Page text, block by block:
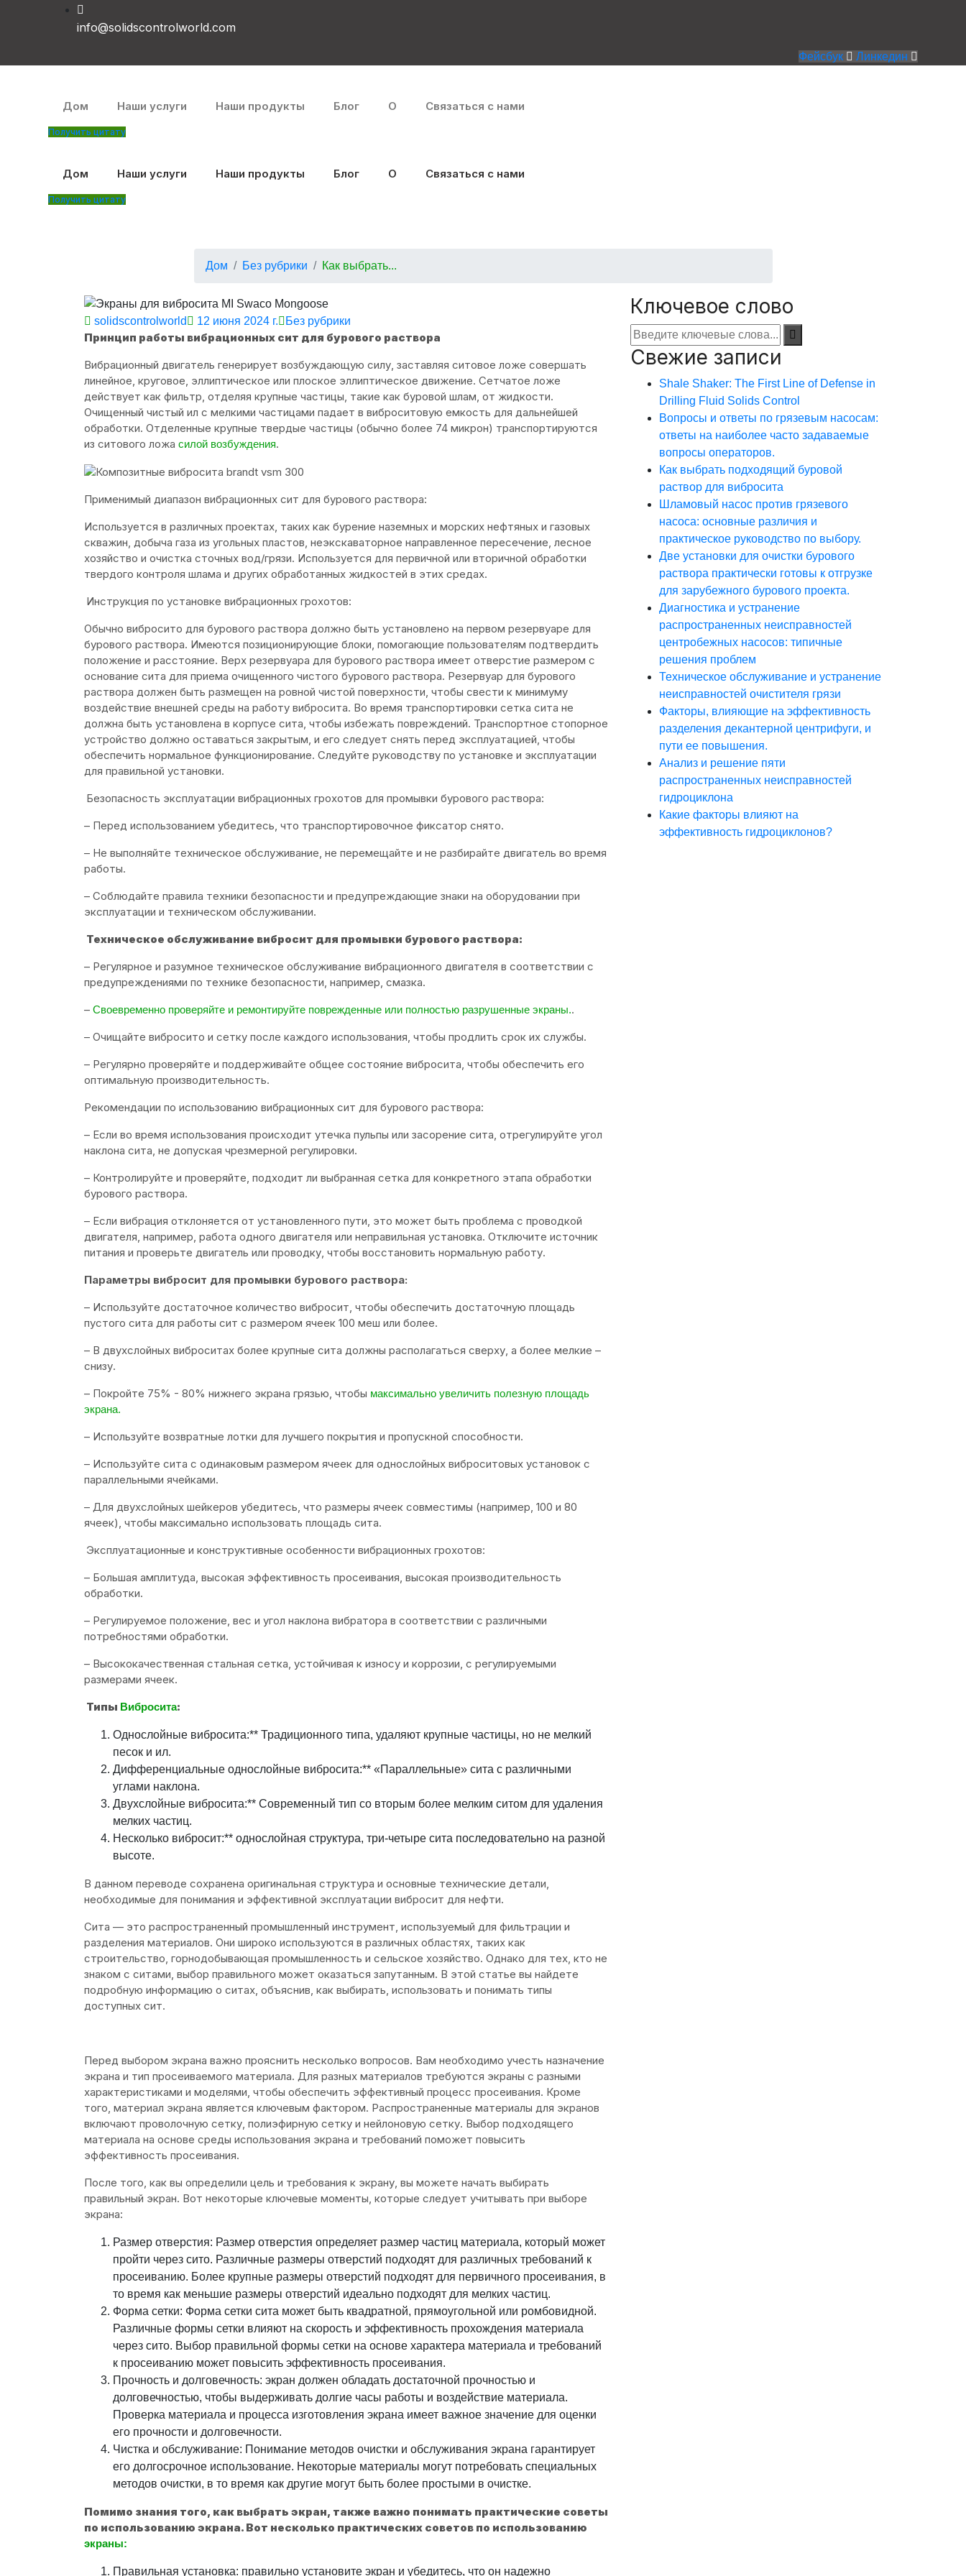
info@solidscontrolworld.com
Фейсбук Линкедин
Дом Наши услуги Наши продукты Блог О Связаться с нами
Получить цитату
Дом Наши услуги Наши продукты Блог О Связаться с нами
Получить цитату
Дом Без рубрики Как выбрать...
solidscontrolworld 12 июня 2024 г. Без рубрики
Принцип работы вибрационных сит для бурового раствора
Вибрационный двигатель генерирует возбуждающую силу, заставляя ситовое ложе совершать
линейное, круговое, эллиптическое или плоское эллиптическое движение. Сетчатое ложе
действует как фильтр, отделяя крупные частицы, такие как буровой шлам, от жидкости.
Очищенный чистый ил с мелкими частицами падает в виброситовую емкость для дальнейшей
обработки. Отделенные крупные твердые частицы (обычно более 74 микрон) транспортируются
из ситового ложа силой возбуждения.
Применимый диапазон вибрационных сит для бурового раствора:
Используется в различных проектах, таких как бурение наземных и морских нефтяных и газовых
скважин, добыча газа из угольных пластов, неэкскаваторное направленное пересечение, лесное
хозяйство и очистка сточных вод/грязи. Используется для первичной или вторичной обработки
твердого контроля шлама и других обработанных жидкостей в этих средах.
Инструкция по установке вибрационных грохотов:
Обычно вибросито для бурового раствора должно быть установлено на первом резервуаре для
бурового раствора. Имеются позиционирующие блоки, помогающие пользователям подтвердить
положение и расстояние. Верх резервуара для бурового раствора имеет отверстие размером с
основание сита для приема очищенного чистого бурового раствора. Резервуар для бурового
раствора должен быть размещен на ровной чистой поверхности, чтобы свести к минимуму
воздействие внешней среды на работу вибросита. Во время транспортировки сетка сита не
должна быть установлена в корпусе сита, чтобы избежать повреждений. Транспортное стопорное
устройство должно оставаться закрытым, и его следует снять перед эксплуатацией, чтобы
обеспечить нормальное функционирование. Следуйте руководству по установке и эксплуатации
для правильной установки.
Безопасность эксплуатации вибрационных грохотов для промывки бурового раствора:
– Перед использованием убедитесь, что транспортировочное фиксатор снято.
– Не выполняйте техническое обслуживание, не перемещайте и не разбирайте двигатель во время
работы.
– Соблюдайте правила техники безопасности и предупреждающие знаки на оборудовании при
эксплуатации и техническом обслуживании.
Техническое обслуживание вибросит для промывки бурового раствора:
– Регулярное и разумное техническое обслуживание вибрационного двигателя в соответствии с
предупреждениями по технике безопасности, например, смазка.
– Своевременно проверяйте и ремонтируйте поврежденные или полностью разрушенные экраны..
– Очищайте вибросито и сетку после каждого использования, чтобы продлить срок их службы.
– Регулярно проверяйте и поддерживайте общее состояние вибросита, чтобы обеспечить его
оптимальную производительность.
Рекомендации по использованию вибрационных сит для бурового раствора:
– Если во время использования происходит утечка пульпы или засорение сита, отрегулируйте угол
наклона сита, не допуская чрезмерной регулировки.
– Контролируйте и проверяйте, подходит ли выбранная сетка для конкретного этапа обработки
бурового раствора.
– Если вибрация отклоняется от установленного пути, это может быть проблема с проводкой
двигателя, например, работа одного двигателя или неправильная установка. Отключите источник
питания и проверьте двигатель или проводку, чтобы восстановить нормальную работу.
Параметры вибросит для промывки бурового раствора:
– Используйте достаточное количество вибросит, чтобы обеспечить достаточную площадь
пустого сита для работы сит с размером ячеек 100 меш или более.
– В двухслойных виброситах более крупные сита должны располагаться сверху, а более мелкие –
снизу.
– Покройте 75% - 80% нижнего экрана грязью, чтобы максимально увеличить полезную площадь
экрана.
– Используйте возвратные лотки для лучшего покрытия и пропускной способности.
– Используйте сита с одинаковым размером ячеек для однослойных виброситовых установок с
параллельными ячейками.
– Для двухслойных шейкеров убедитесь, что размеры ячеек совместимы (например, 100 и 80
ячеек), чтобы максимально использовать площадь сита.
Эксплуатационные и конструктивные особенности вибрационных грохотов:
– Большая амплитуда, высокая эффективность просеивания, высокая производительность
обработки.
– Регулируемое положение, вес и угол наклона вибратора в соответствии с различными
потребностями обработки.
– Высококачественная стальная сетка, устойчивая к износу и коррозии, с регулируемыми
размерами ячеек.
Типы Вибросита:
Однослойные вибросита:** Традиционного типа, удаляют крупные частицы, но не мелкий
песок и ил.
Дифференциальные однослойные вибросита:** «Параллельные» сита с различными
углами наклона.
Двухслойные вибросита:** Современный тип со вторым более мелким ситом для удаления
мелких частиц.
Несколько вибросит:** однослойная структура, три-четыре сита последовательно на разной
высоте.
В данном переводе сохранена оригинальная структура и основные технические детали,
необходимые для понимания и эффективной эксплуатации вибросит для нефти.
Сита — это распространенный промышленный инструмент, используемый для фильтрации и
разделения материалов. Они широко используются в различных областях, таких как
строительство, горнодобывающая промышленность и сельское хозяйство. Однако для тех, кто не
знаком с ситами, выбор правильного может оказаться запутанным. В этой статье вы найдете
подробную информацию о ситах, объяснив, как выбирать, использовать и понимать типы
доступных сит.
Перед выбором экрана важно прояснить несколько вопросов. Вам необходимо учесть назначение
экрана и тип просеиваемого материала. Для разных материалов требуются экраны с разными
характеристиками и моделями, чтобы обеспечить эффективный процесс просеивания. Кроме
того, материал экрана является ключевым фактором. Распространенные материалы для экранов
включают проволочную сетку, полиэфирную сетку и нейлоновую сетку. Выбор подходящего
материала на основе среды использования экрана и требований поможет повысить
эффективность просеивания.
После того, как вы определили цель и требования к экрану, вы можете начать выбирать
правильный экран. Вот некоторые ключевые моменты, которые следует учитывать при выборе
экрана:
Размер отверстия: Размер отверстия определяет размер частиц материала, который может
пройти через сито. Различные размеры отверстий подходят для различных требований к
просеиванию. Более крупные размеры отверстий подходят для первичного просеивания, в
то время как меньшие размеры отверстий идеально подходят для мелких частиц.
Форма сетки: Форма сетки сита может быть квадратной, прямоугольной или ромбовидной.
Различные формы сетки влияют на скорость и эффективность прохождения материала
через сито. Выбор правильной формы сетки на основе характера материала и требований
к просеиванию может повысить эффективность просеивания.
Прочность и долговечность: экран должен обладать достаточной прочностью и
долговечностью, чтобы выдерживать долгие часы работы и воздействие материала.
Проверка материала и процесса изготовления экрана имеет важное значение для оценки
его прочности и долговечности.
Чистка и обслуживание: Понимание методов очистки и обслуживания экрана гарантирует
его долгосрочное использование. Некоторые материалы могут потребовать специальных
методов очистки, в то время как другие могут быть более простыми в очистке.
Помимо знания того, как выбрать экран, также важно понимать практические советы
по использованию экрана. Вот несколько практических советов по использованию
экраны:
Правильная установка: правильно установите экран и убедитесь, что он надежно
Ключевое слово
Свежие записи
Shale Shaker: The First Line of Defense in
Drilling Fluid Solids Control
Вопросы и ответы по грязевым насосам:
ответы на наиболее часто задаваемые
вопросы операторов.
Как выбрать подходящий буровой
раствор для вибросита
Шламовый насос против грязевого
насоса: основные различия и
практическое руководство по выбору.
Две установки для очистки бурового
раствора практически готовы к отгрузке
для зарубежного бурового проекта.
Диагностика и устранение
распространенных неисправностей
центробежных насосов: типичные
решения проблем
Техническое обслуживание и устранение
неисправностей очистителя грязи
Факторы, влияющие на эффективность
разделения декантерной центрифуги, и
пути ее повышения.
Анализ и решение пяти
распространенных неисправностей
гидроциклона
Какие факторы влияют на
эффективность гидроциклонов?